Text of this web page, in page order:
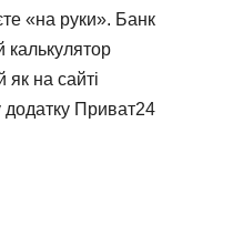
«на руки». Банк
калькулятор
на сайті
додатку Приват24